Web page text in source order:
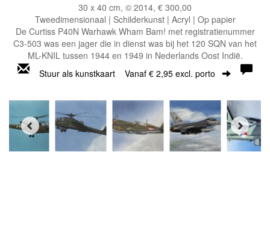
30 x 40 cm, © 2014, € 300,00
Tweedimensionaal | Schilderkunst | Acryl | Op papier
De Curtiss P40N Warhawk Wham Bam! met registratienummer
C3-503 was een jager die in dienst was bij het 120 SQN van het
ML-KNIL tussen 1944 en 1949 in Nederlands Oost Indië.
Stuur als kunstkaart Vanaf € 2,95 excl. porto